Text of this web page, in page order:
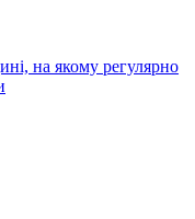
на якому регулярно